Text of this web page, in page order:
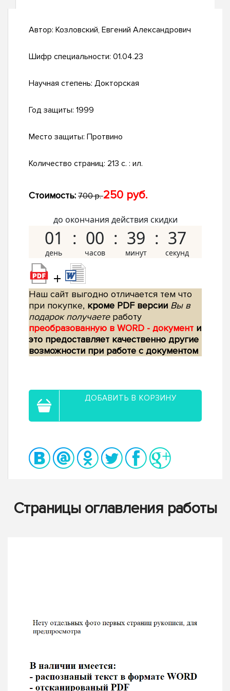
Автор: Козловский, Евгений Александрович
Шифр специальности: 01.04.23
Научная степень: Докторская
Год защиты: 1999
Место защиты: Протвино
Количество страниц: 213 с. : ил.
Стоимость: 700 р.250 руб.
до окончания действия скидки
01 00 39 36
+
Наш сайт выгодно отличается тем что
при покупке, кроме PDF версии Вы в
подарок получаетеработу
преобразованную в WORD - документ и
это предоставляет качественно другие
возможности при работе с документом
ДОБАВИТЬ В КОРЗИНУ
Страницы оглавления работы